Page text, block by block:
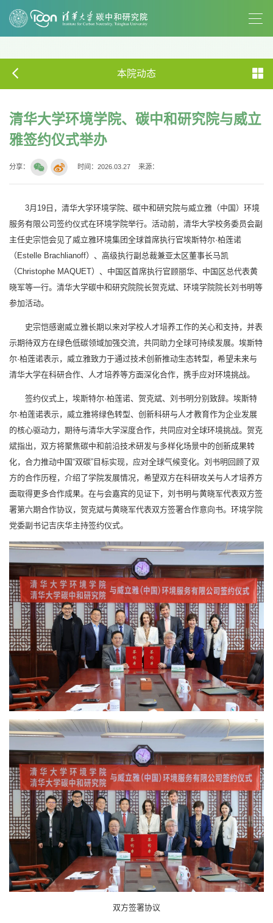
本院动态
清华大学环境学院、碳中和研究院与威立
雅签约仪式举办
分享： 时间：2026.03.27 来源：
3月19日，清华大学环境学院、碳中和研究院与威立雅（中国）环境
服务有限公司签约仪式在环境学院举行。活动前，清华大学校务委员会副
主任史宗恺会见了威立雅环境集团全球首席执行官埃斯特尔·柏莲诺
（Estelle Brachlianoff）、高级执行副总裁兼亚太区董事长马凯
（Christophe MAQUET）、中国区首席执行官顾丽华、中国区总代表黄
晓军等一行。清华大学碳中和研究院院长贺克斌、环境学院院长刘书明等
参加活动。
史宗恺感谢威立雅长期以来对学校人才培养工作的关心和支持，并表
示期待双方在绿色低碳领域加强交流，共同助力全球可持续发展。埃斯特
尔·柏莲诺表示，威立雅致力于通过技术创新推动生态转型，希望未来与
清华大学在科研合作、人才培养等方面深化合作，携手应对环境挑战。
签约仪式上，埃斯特尔·柏莲诺、贺克斌、刘书明分别致辞。埃斯特
尔·柏莲诺表示，威立雅将绿色转型、创新科研与人才教育作为企业发展
的核心驱动力，期待与清华大学深度合作，共同应对全球环境挑战。贺克
斌指出，双方将聚焦碳中和前沿技术研发与多样化场景中的创新成果转
化，合力推动中国“双碳”目标实现，应对全球气候变化。刘书明回顾了双
方的合作历程，介绍了学院发展情况，希望双方在科研攻关与人才培养方
面取得更多合作成果。在与会嘉宾的见证下，刘书明与黄晓军代表双方签
署第六期合作协议，贺克斌与黄晓军代表双方签署合作意向书。环境学院
党委副书记吉庆华主持签约仪式。
双方签署协议